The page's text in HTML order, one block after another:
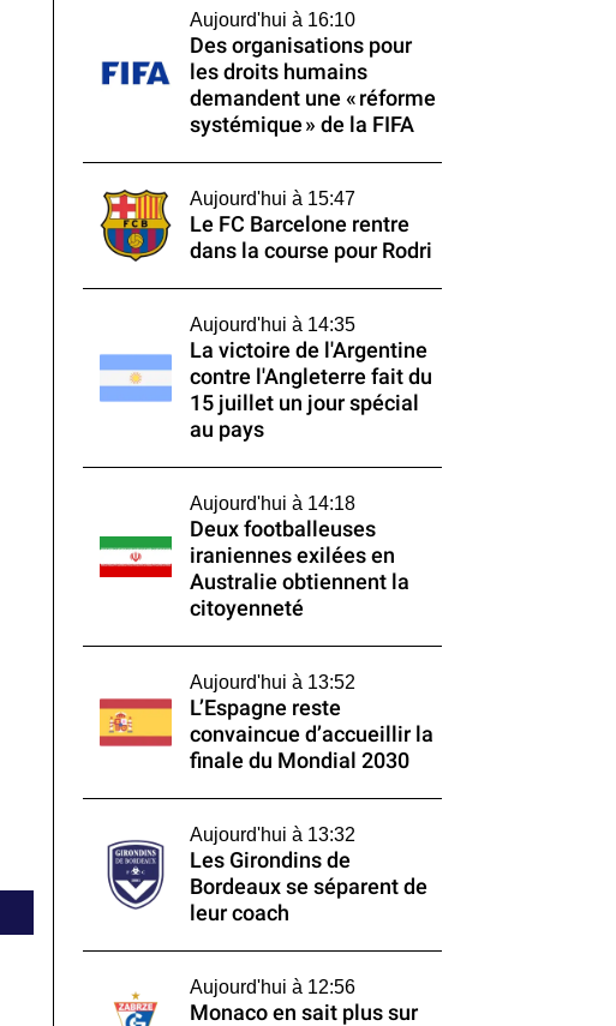
Aujourd'hui à 16:10
Des organisations pour
les droits humains
demandent une « réforme
systémique » de la FIFA
Aujourd'hui à 15:47
Le FC Barcelone rentre
dans la course pour Rodri
Aujourd'hui à 14:35
La victoire de l'Argentine
contre l'Angleterre fait du
15 juillet un jour spécial
au pays
Aujourd'hui à 14:18
Deux footballeuses
iraniennes exilées en
Australie obtiennent la
citoyenneté
Aujourd'hui à 13:52
L’Espagne reste
convaincue d’accueillir la
finale du Mondial 2030
Aujourd'hui à 13:32
Les Girondins de
Bordeaux se séparent de
leur coach
Aujourd'hui à 12:56
Monaco en sait plus sur